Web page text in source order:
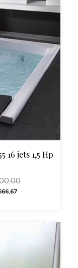
16 jets 1,5 Hp